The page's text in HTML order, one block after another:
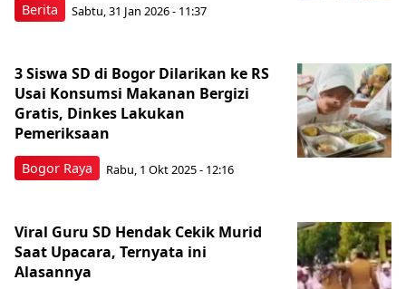
Berita Sabtu, 31 Jan 2026 - 11:37
Bogor Raya
3 Siswa SD di Bogor Dilarikan ke RS
Usai Konsumsi Makanan Bergizi
Gratis, Dinkes Lakukan
Pemeriksaan
Rabu, 1 Okt 2025 - 12:16
Viral Guru SD Hendak Cekik Murid
Saat Upacara, Ternyata ini
Alasannya